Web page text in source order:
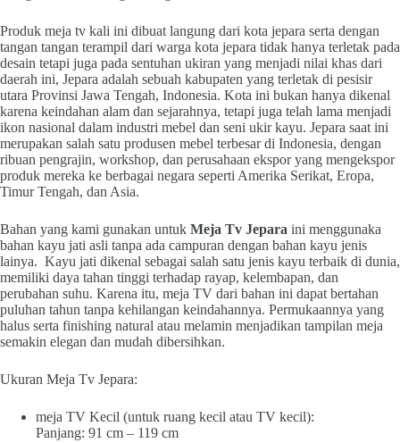
Produk meja tv kali ini dibuat langung dari kota jepara serta dengan
tangan tangan terampil dari warga kota jepara tidak hanya terletak pada
desain tetapi juga pada sentuhan ukiran yang menjadi nilai khas dari
daerah ini, Jepara adalah sebuah kabupaten yang terletak di pesisir
utara Provinsi Jawa Tengah, Indonesia. Kota ini bukan hanya dikenal
karena keindahan alam dan sejarahnya, tetapi juga telah lama menjadi
ikon nasional dalam industri mebel dan seni ukir kayu. Jepara saat ini
merupakan salah satu produsen mebel terbesar di Indonesia, dengan
ribuan pengrajin, workshop, dan perusahaan ekspor yang mengekspor
produk mereka ke berbagai negara seperti Amerika Serikat, Eropa,
Timur Tengah, dan Asia.
Bahan yang kami gunakan untuk Meja Tv Jepara ini menggunaka
bahan kayu jati asli tanpa ada campuran dengan bahan kayu jenis
lainya. Kayu jati dikenal sebagai salah satu jenis kayu terbaik di dunia,
memiliki daya tahan tinggi terhadap rayap, kelembapan, dan
perubahan suhu. Karena itu, meja TV dari bahan ini dapat bertahan
puluhan tahun tanpa kehilangan keindahannya. Permukaannya yang
halus serta finishing natural atau melamin menjadikan tampilan meja
semakin elegan dan mudah dibersihkan.
Ukuran Meja Tv Jepara:
meja TV Kecil (untuk ruang kecil atau TV kecil):
Panjang: 91 cm – 119 cm